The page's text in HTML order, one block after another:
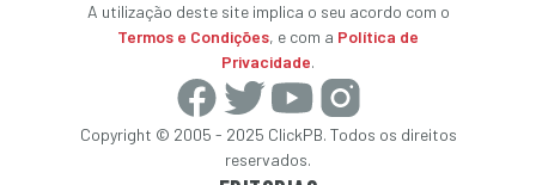
A utilização deste site implica o seu acordo com o
Termos e Condições, e com a Política de
Privacidade.
Copyright © 2005 - 2025 ClickPB. Todos os direitos
reservados.